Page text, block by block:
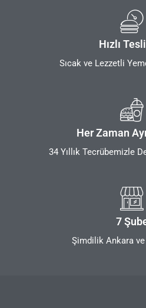
Hızlı
Sıcak ve Lezzetli
Her Zaman
34 Yıllık Tecrübemizle
7
Şimdilik Ankara ve